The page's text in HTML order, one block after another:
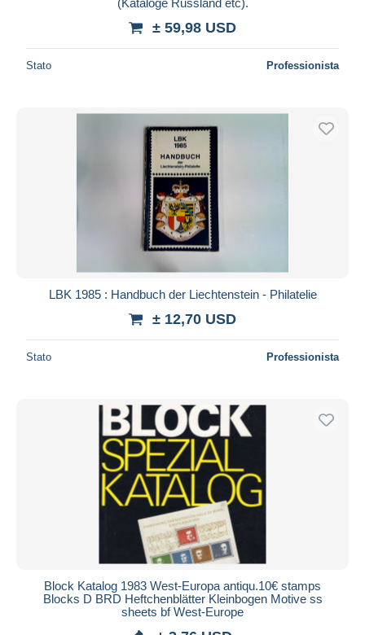
± 59,98 USD
Stato Professionista
LBK 1985 : Handbuch der Liechtenstein - Philatelie
± 12,70 USD
Stato Professionista
Block Katalog 1983 West-Europa antiqu.10€ stamps
Blocks D BRD Heftchenblätter Kleinbogen Motive ss
sheets bf West-Europe